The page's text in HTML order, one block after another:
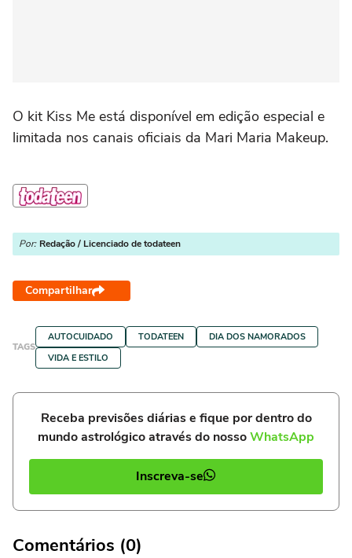
O kit Kiss Me está disponível em edição especial e
limitada nos canais oficiais da Mari Maria Makeup.
Por: Redação / Licenciado de todateen
Compartilhar
TAGS
AUTOCUIDADO TODATEEN
DIA DOS NAMORADOS
VIDA E ESTILO
Receba previsões diárias e fique por dentro do
mundo astrológico através do nossoWhatsApp
Inscreva-se
Comentários (0)